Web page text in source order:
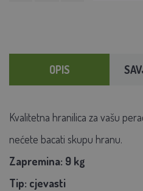
OPIS
Kvalitetna hranilica za vašu
nećete bacati skupu hranu.
Zapremina: 9 kg
Tip: cjevasti